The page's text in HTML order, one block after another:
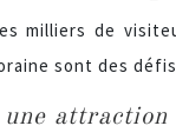
milliers de
sont des